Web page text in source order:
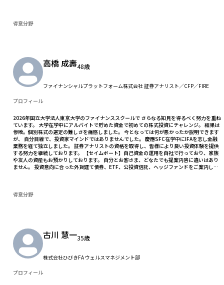
得意分野
高橋 成壽48歳
ファイナンシャルプラットフォーム株式会社 証券アナリスト／CFP／FIRE
プロフィール
2026年国立大学法人東京大学のファイナンススクールで さらなる知見を得るべく努力を重ね
ています。 大学在学中にアルバイトで貯めた資金で初めての株式投資にチャレンジ。 結果は
惨敗。個別株式の選定の難しさを痛感しました。 今となっては何が悪かったか説明できます
が、 自分目線で、投資家マインドではありませんでした。 慶應SFC在学中にIFAを志し金融
業務を経て独立しました。 証券アナリストの資格を取得し、皆様により良い投資体験を提供
する努力を継続しております。 【セイムボート】自己資金の運用を自社で行っており、家族
や友人の資産もお預かりしております。 自分とお客さま、どなたでも提案内容に違いはあり
ません。 投資意向に合った外貨建て債券、ETF、公投資信託、ヘッジファンドをご案内して
得意分野
古川 慧一35歳
株式会社ひびきFA ウェルスマネジメント部
プロフィール